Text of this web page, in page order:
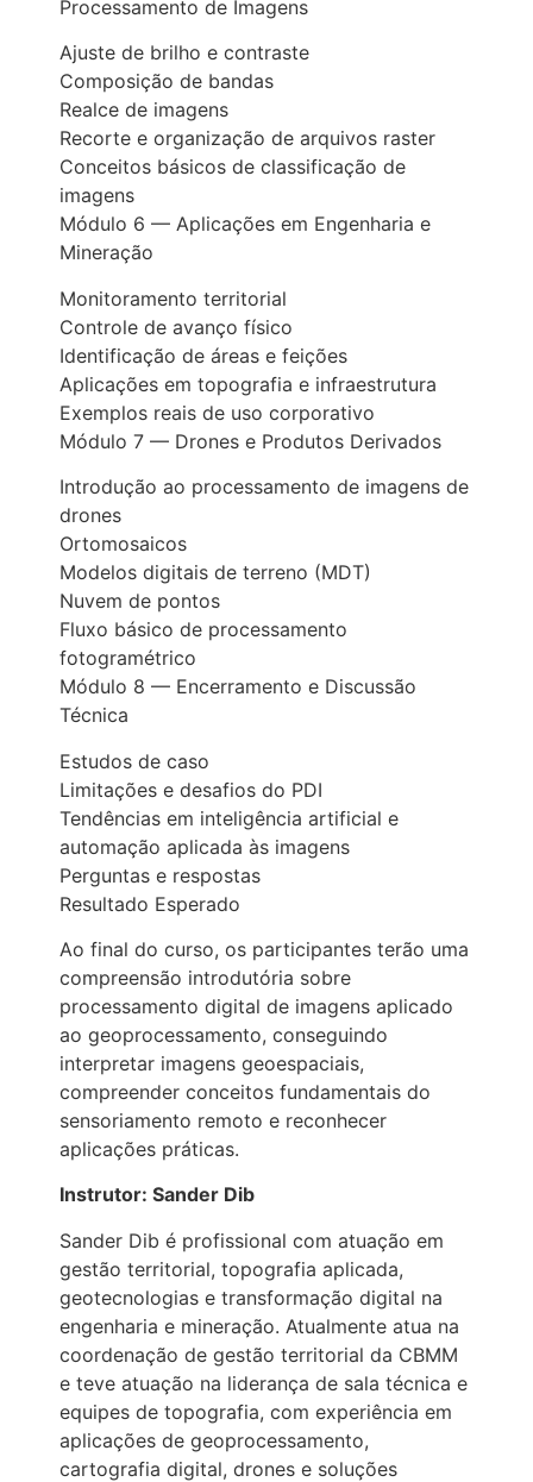
Processamento de Imagens
Ajuste de brilho e contraste
Composição de bandas
Realce de imagens
Recorte e organização de arquivos raster
Conceitos básicos de classificação de
imagens
Módulo 6 — Aplicações em Engenharia e
Mineração
Monitoramento territorial
Controle de avanço físico
Identificação de áreas e feições
Aplicações em topografia e infraestrutura
Exemplos reais de uso corporativo
Módulo 7 — Drones e Produtos Derivados
Introdução ao processamento de imagens de
drones
Ortomosaicos
Modelos digitais de terreno (MDT)
Nuvem de pontos
Fluxo básico de processamento
fotogramétrico
Módulo 8 — Encerramento e Discussão
Técnica
Estudos de caso
Limitações e desafios do PDI
Tendências em inteligência artificial e
automação aplicada às imagens
Perguntas e respostas
Resultado Esperado
Ao final do curso, os participantes terão uma
compreensão introdutória sobre
processamento digital de imagens aplicado
ao geoprocessamento, conseguindo
interpretar imagens geoespaciais,
compreender conceitos fundamentais do
sensoriamento remoto e reconhecer
aplicações práticas.
Instrutor: Sander Dib
Sander Dib é profissional com atuação em
gestão territorial, topografia aplicada,
geotecnologias e transformação digital na
engenharia e mineração. Atualmente atua na
coordenação de gestão territorial da CBMM
e teve atuação na liderança de sala técnica e
equipes de topografia, com experiência em
aplicações de geoprocessamento,
cartografia digital, drones e soluções